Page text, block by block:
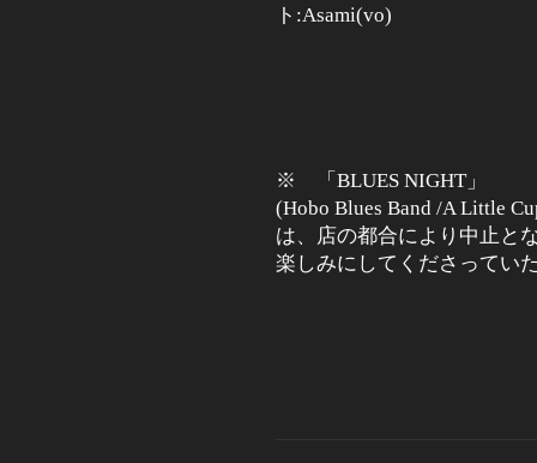
ト:Asami(vo)
※ 「BLUES NIGHT」
(Hobo Blues Band /A Little
は、店の都合により中止と
楽しみにしてくださってい